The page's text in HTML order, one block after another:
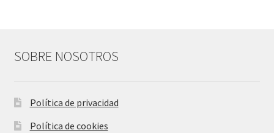
SOBRE NOSOTROS
Política de privacidad
Política de cookies